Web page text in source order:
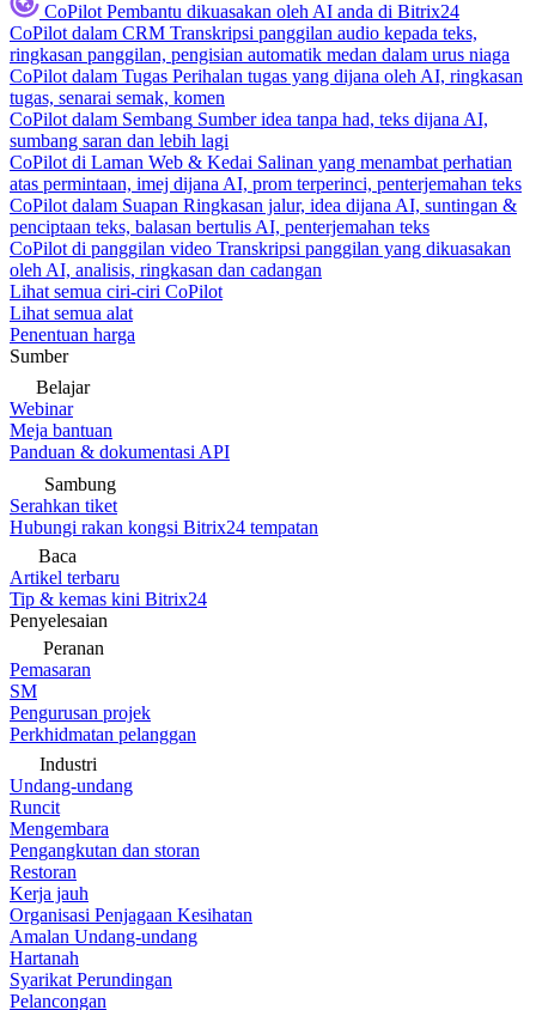
CoPilot Pembantu dikuasakan oleh AI anda di Bitrix24
CoPilot dalam CRM Transkripsi panggilan audio kepada teks,
ringkasan panggilan, pengisian automatik medan dalam urus niaga
CoPilot dalam Tugas Perihalan tugas yang dijana oleh AI, ringkasan
tugas, senarai semak, komen
CoPilot dalam Sembang Sumber idea tanpa had, teks dijana AI,
sumbang saran dan lebih lagi
CoPilot di Laman Web & Kedai Salinan yang menambat perhatian
atas permintaan, imej dijana AI, prom terperinci, penterjemahan teks
CoPilot dalam Suapan Ringkasan jalur, idea dijana AI, suntingan &
penciptaan teks, balasan bertulis AI, penterjemahan teks
CoPilot di panggilan video Transkripsi panggilan yang dikuasakan
oleh AI, analisis, ringkasan dan cadangan
Lihat semua ciri-ciri CoPilot
Lihat semua alat
Penentuan harga
Sumber
Belajar
Webinar
Meja bantuan
Panduan & dokumentasi API
Sambung
Serahkan tiket
Hubungi rakan kongsi Bitrix24 tempatan
Baca
Artikel terbaru
Tip & kemas kini Bitrix24
Penyelesaian
Peranan
Pemasaran
SM
Pengurusan projek
Perkhidmatan pelanggan
Industri
Undang-undang
Runcit
Mengembara
Pengangkutan dan storan
Restoran
Kerja jauh
Organisasi Penjagaan Kesihatan
Amalan Undang-undang
Hartanah
Syarikat Perundingan
Pelancongan